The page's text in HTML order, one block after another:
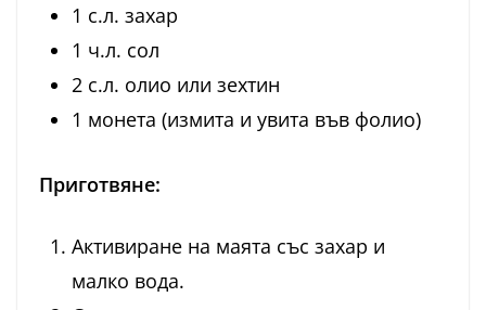
1 с.л. захар
1 ч.л. сол
2 с.л. олио или зехтин
1 монета (измита и увита във фолио)
Приготвяне:
Активиране на маята със захар и
малко вода.